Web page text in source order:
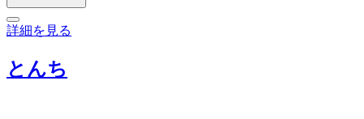
詳細を見る
とんち